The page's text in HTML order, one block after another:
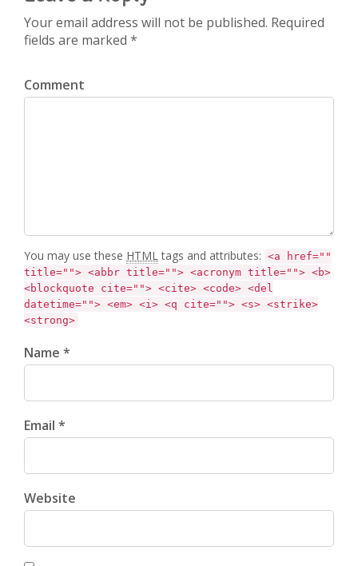
Your email address will not be published. Required
fields are marked *
Comment
You may use these HTML tags and attributes: <a href=""
title=""> <abbr title=""> <acronym title=""> <b>
<blockquote cite=""> <cite> <code> <del
datetime=""> <em> <i> <q cite=""> <s> <strike>
<strong>
Name *
Email *
Website